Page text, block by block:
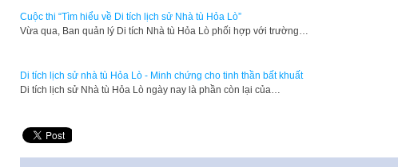
Cuộc thi “Tìm hiểu về Di tích lịch sử Nhà tù Hỏa Lò”
Vừa qua, Ban quản lý Di tích Nhà tù Hỏa Lò phối hợp với trường…
Di tích lịch sử nhà tù Hỏa Lò - Minh chứng cho tinh thần bất khuất
Di tích lịch sử Nhà tù Hỏa Lò ngày nay là phần còn lại của…